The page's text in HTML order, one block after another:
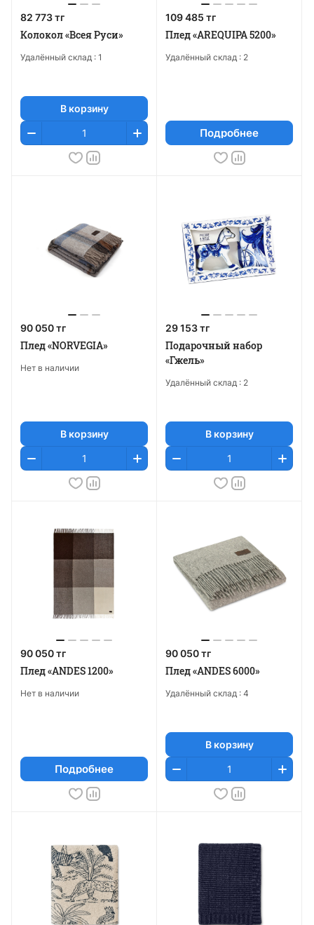
82 773 тг
Колокол «Всея Руси»
Удалённый склад : 1
В корзину
109 485 тг
Плед «AREQUIPA 5200»
Удалённый склад : 2
Подробнее
90 050 тг
Плед «NORVEGIA»
Нет в наличии
В корзину
29 153 тг
Подарочный набор
«Гжель»
Удалённый склад : 2
В корзину
90 050 тг
Плед «ANDES 1200»
Нет в наличии
Подробнее
90 050 тг
Плед «ANDES 6000»
Удалённый склад : 4
В корзину